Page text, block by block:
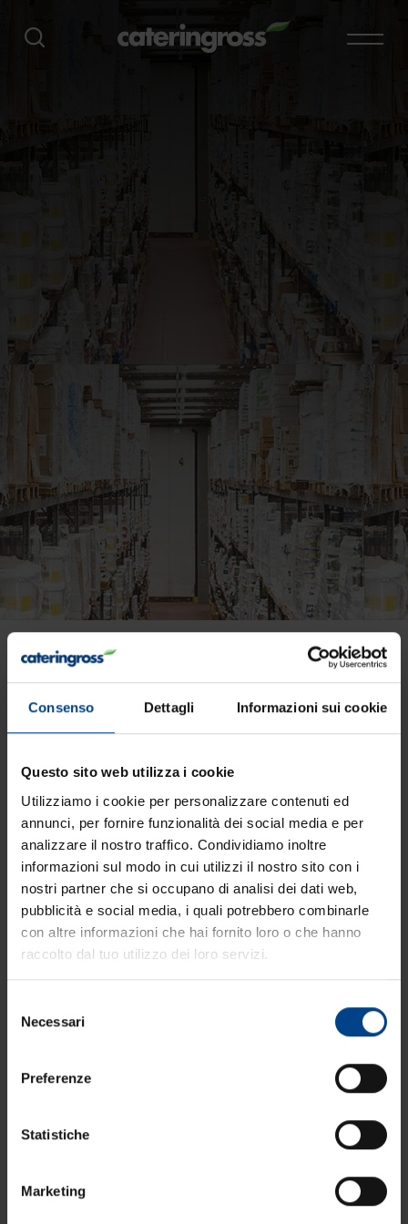
Consenso Dettagli Informazioni sui cookie
Questo sito web utilizza i cookie
Utilizziamo i cookie per personalizzare contenuti ed
annunci, per fornire funzionalità dei social media e per
analizzare il nostro traffico. Condividiamo inoltre
informazioni sul modo in cui utilizzi il nostro sito con i
nostri partner che si occupano di analisi dei dati web,
pubblicità e social media, i quali potrebbero combinarle
con altre informazioni che hai fornito loro o che hanno
raccolto dal tuo utilizzo dei loro servizi.
delNecessari
Preferenze
Statistiche
Marketing
Pancetta stufata Salumi
Reali
La Pancetta stufata Salumi Reali è frutto di una
successivamente cotte a vapore e affumicate.